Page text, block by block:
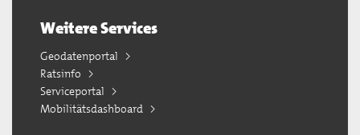
Weitere Services
Geodatenportal
Ratsinfo
Serviceportal
Mobilitätsdashboard